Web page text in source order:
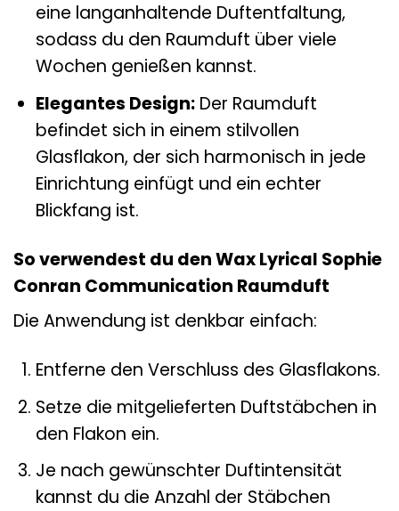
eine langanhaltende Duftentfaltung,
sodass du den Raumduft über viele
Wochen genießen kannst.
Elegantes Design:Der Raumduft
befindet sich in einem stilvollen
Glasflakon, der sich harmonisch in jede
Einrichtung einfügt und ein echter
Blickfang ist.
So verwendest du den Wax Lyrical Sophie
Conran Communication Raumduft
Die Anwendung ist denkbar einfach:
Entferne den Verschluss des Glasflakons.
Setze die mitgelieferten Duftstäbchen in
den Flakon ein.
Je nach gewünschter Duftintensität
kannst du die Anzahl der Stäbchen